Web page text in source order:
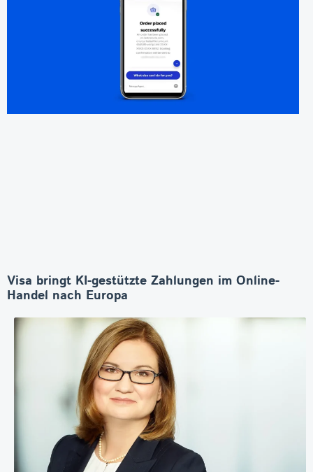
Visa bringt KI-gestützte Zahlungen im Online-
Handel nach Europa